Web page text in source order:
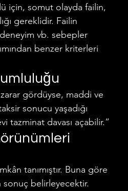
için, somut olayda failin,
gereklidir. Failin
vb. sebepler
benzer kriterleri
gördüyse, maddi ve
sonucu yaşadığı
tazminat davası açabilir.”
tanımıştır. Buna göre
belirleyecektir.